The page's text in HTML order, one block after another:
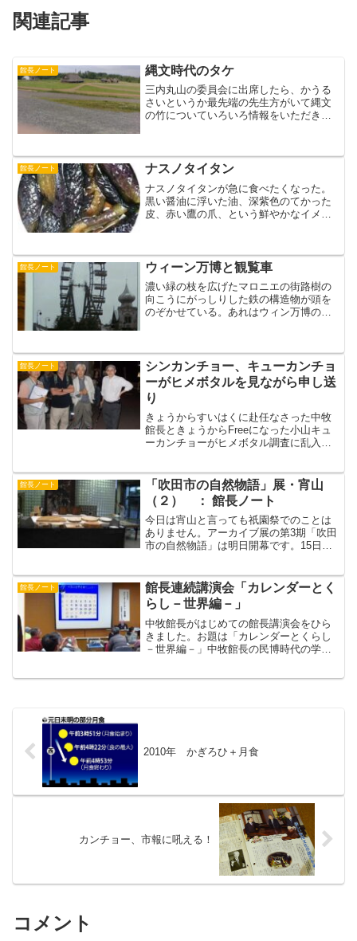
関連記事
館長ノート 縄文時代のタケ
三内丸山の委員会に出席したら、かうる
さいというか最先端の先生方がいて縄文
の竹についていろいろ情報をいただきま
東名遺跡での素材は...
館長ノート ナスノタイタン
ナスノタイタンが急に食べたくなった。
黒い醤油に浮いた油、深紫色のてかった
皮、赤い鷹の爪、という鮮やかなイメー
も、飯のおかずにも乙である...
館長ノート ウィーン万博と観覧車
濃い緑の枝を広げたマロニエの街路樹の
向こうにがっしりした鉄の構造物が頭を
のぞかせている。あれはウィン万博の時
た、と市内観光のツアーガイドが説明し
ている。あの映画といえば...
館長ノート
シンカンチョー、キューカンチョ
ーがヒメボタルを見ながら申し送
り
きょうからすいはくに赴任なさった中牧
館長ときょうからFreeになった小山キュ
ーカンチョーがヒメボタル調査に乱入。
いました。西山田小学校の南側では夜10
時近くが盛んでした...
館長ノート
「吹田市の自然物語」展・宵山
（２） ： 館長ノート
今日は宵山と言っても祇園祭でのことは
ありません。アーカイブ展の第3期「吹田
市の自然物語」は明日開幕です。15日に
いほどのいそがしさ ）、今日は最後の追
い込み、演示は...
館長ノート
館長連続講演会「カレンダーとく
らし－世界編－」
中牧館長がはじめての館長講演会をひら
きました。お題は「カレンダーとくらし
－世界編－」中牧館長の民博時代の学生
2010年 かぎろひ＋月食
カンチョー、市報に吼える！
コメント